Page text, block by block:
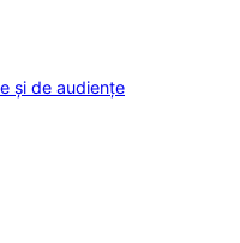
și de audiențe